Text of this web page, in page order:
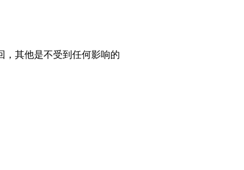
其他是不受到任何影响的